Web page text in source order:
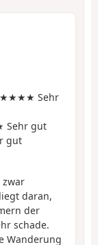
Sehr
gut
gut
zwar
daran,
der
schade.
Wanderung